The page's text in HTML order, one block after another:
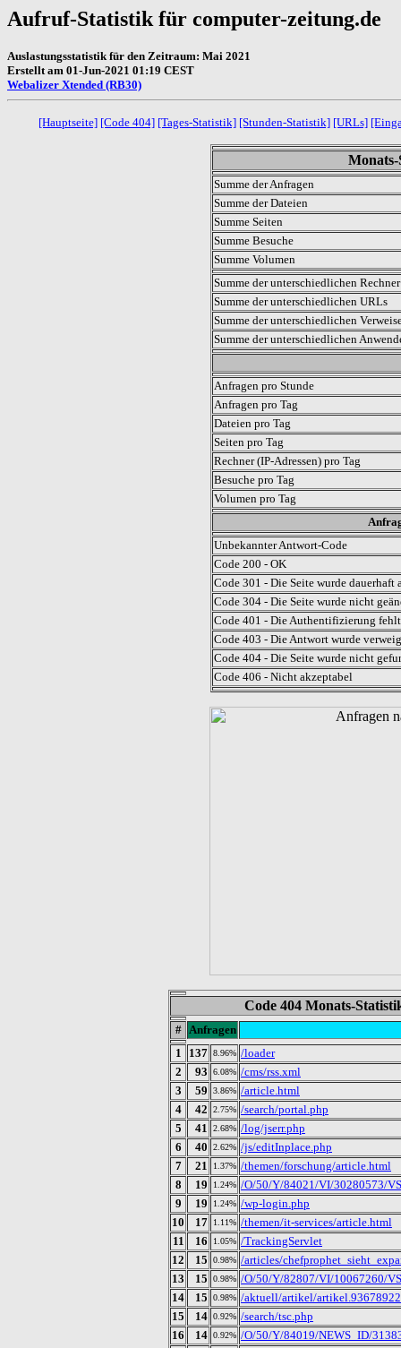
Aufruf-Statistik für computer-zeitung.de
Auslastungsstatistik für den Zeitraum: Mai 2021
Erstellt am 01-Jun-2021 01:19 CEST
Webalizer Xtended (RB30)
[Hauptseite] [Code 404] [Tages-Statistik] [Stunden-Statistik] [URLs]
Summe der Anfragen
Summe der Dateien
Summe Seiten
Summe Besuche
Summe Volumen
Summe der unterschiedlichen
Summe der unterschiedlichen URLs
Summe der unterschiedlichen
Summe der unterschiedlichen
Anfragen pro Stunde
Anfragen pro Tag
Dateien pro Tag
Seiten pro Tag
Rechner (IP-Adressen) pro Tag
Besuche pro Tag
Volumen pro Tag
Unbekannter Antwort-Code
Code 200 - OK
Code 301 - Die Seite wurde dauerhaft
Code 304 - Die Seite wurde nicht
Code 401 - Die Authentifizierung
Code 403 - Die Antwort wurde
Code 404 - Die Seite wurde nicht
Code 406 - Nicht akzeptabel
Code 404 Monats-
#
Anfragen
1
137 8.96% /loader
2
93 6.08% /cms/rss.xml
3
59 3.86% /article.html
4
42 2.75% /search/portal.php
5
41 2.68% /log/jserr.php
6
40 2.62% /js/editInplace.php
7
21 1.37% /themen/forschung/article.html
8
19 1.24% /O/50/Y/84021/VI/30280573/
9
19 1.24% /wp-login.php
10
17 1.11% /themen/it-services/article.html
11
16 1.05% /TrackingServlet
12
15 0.98% /articles/
13
15 0.98% /O/50/Y/82807/VI/10067260/
14
15 0.98% /aktuell/artikel/
15
14 0.92% /search/tsc.php
16
14 0.92% /O/50/Y/84019/NEWS_ID/